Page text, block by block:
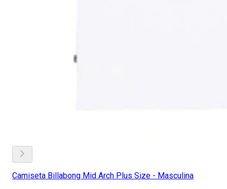
Camiseta Billabong Mid Arch Plus Size - Masculina